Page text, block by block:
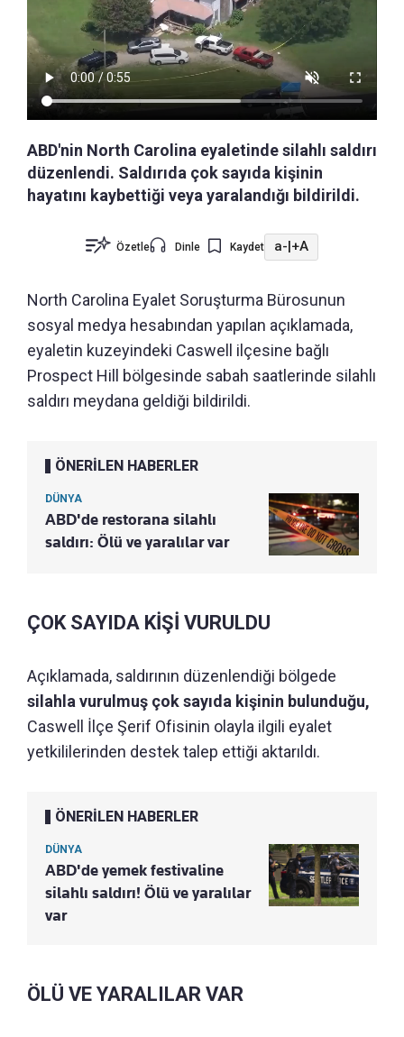
ABD'nin North Carolina eyaletinde silahlı saldırı
düzenlendi. Saldırıda çok sayıda kişinin
hayatını kaybettiği veya yaralandığı bildirildi.
Özetle Dinle Kaydet a-|+A
North Carolina Eyalet Soruşturma Bürosunun
sosyal medya hesabından yapılan açıklamada,
eyaletin kuzeyindeki Caswell ilçesine bağlı
Prospect Hill bölgesinde sabah saatlerinde silahlı
saldırı meydana geldiği bildirildi.
ÖNERİLEN HABERLER
DÜNYA
ABD'de restorana silahlı
saldırı: Ölü ve yaralılar var
ÇOK SAYIDA KİŞİ VURULDU
Açıklamada, saldırının düzenlendiği bölgede
silahla vurulmuş çok sayıda kişinin bulunduğu,
Caswell İlçe Şerif Ofisinin olayla ilgili eyalet
yetkililerinden destek talep ettiği aktarıldı.
ÖNERİLEN HABERLER
DÜNYA
ABD'de yemek festivaline
silahlı saldırı! Ölü ve yaralılar
var
ÖLÜ VE YARALILAR VAR